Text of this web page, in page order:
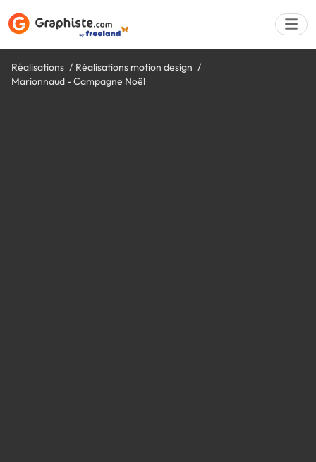
Réalisations
Réalisations motion design
Marionnaud - Campagne Noël